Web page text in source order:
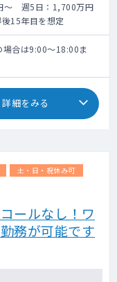
～ 週5日：1,700万円
15年目を想定
合は9:00～18:00ま
詳細をみる
土・日・祝休み可
ールなし！ワ
務が可能です